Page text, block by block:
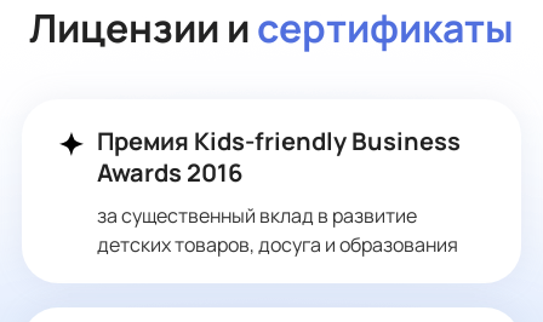
Лицензии исертификаты
Премия Kids-friendly Business
Awards 2016
за существенный вклад в развитие
детских товаров, досуга и образования